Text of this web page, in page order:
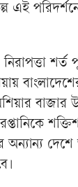
বাজার
অন্যান্য